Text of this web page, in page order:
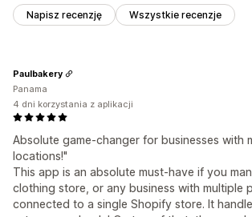
Napisz recenzję Wszystkie recenzje
Absolute game-changer for businesses with
locations!"
This app is an absolute must-have if you
clothing store, or any business with multiple
connected to a single Shopify store. It
Paulbakery
Panama
4 dni korzystania z aplikacji